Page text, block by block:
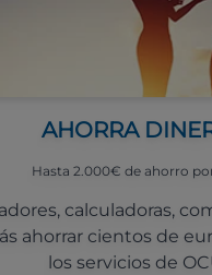
AHORRA
Hasta 2.000€ de ahorro
calculadoras,
ahorrar cientos de
los servicios de